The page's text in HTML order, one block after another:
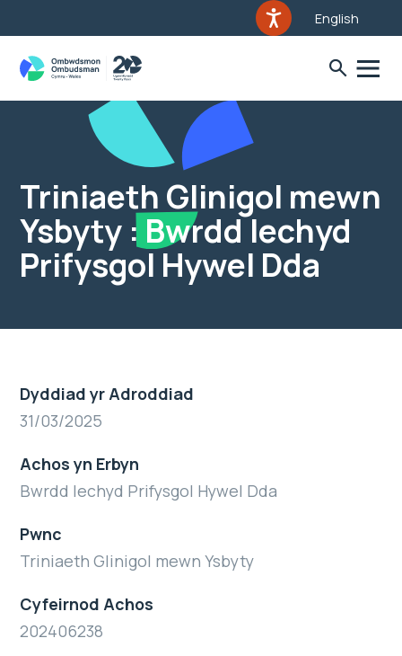
English
Triniaeth Glinigol mewn
Ysbyty : Bwrdd Iechyd
Prifysgol Hywel Dda
Dyddiad yr Adroddiad
31/03/2025
Achos yn Erbyn
Bwrdd Iechyd Prifysgol Hywel Dda
Pwnc
Triniaeth Glinigol mewn Ysbyty
Cyfeirnod Achos
202406238